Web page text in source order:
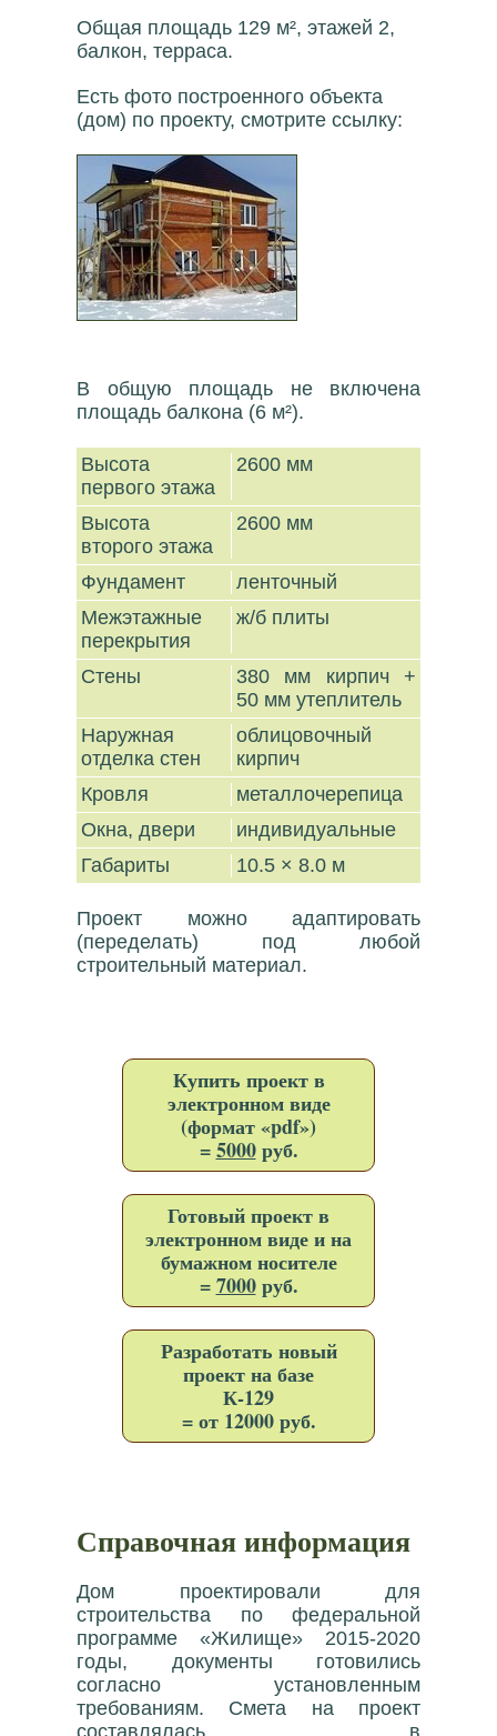
Общая площадь 129 м², этажей 2,
балкон, терраса.
Есть фото построенного объекта
(дом) по проекту, смотрите ссылку:
В общую площадь не включена
площадь балкона (6 м²).
Высота
первого этажа
2600 мм
Высота
второго этажа
2600 мм
Фундамент
ленточный
Межэтажные
перекрытия
ж/б плиты
Стены
380 мм кирпич +
50 мм утеплитель
Наружная
отделка стен
облицовочный
кирпич
Кровля
металлочерепица
Окна, двери
индивидуальные
Габариты
10.5 × 8.0 м
Проект можно адаптировать
(переделать) под любой
строительный материал.
Купить проект в
электронном виде
(формат «pdf»)
=5000руб.
Готовый проект в
электронном виде и на
бумажном носителе
=7000руб.
Разработать новый
проект на базе
К-129
= от 12000 руб.
Справочная информация
Дом проектировали для
строительства по федеральной
программе «Жилище» 2015-2020
годы, документы готовились
согласно установленным
требованиям. Смета на проект
составлялась в